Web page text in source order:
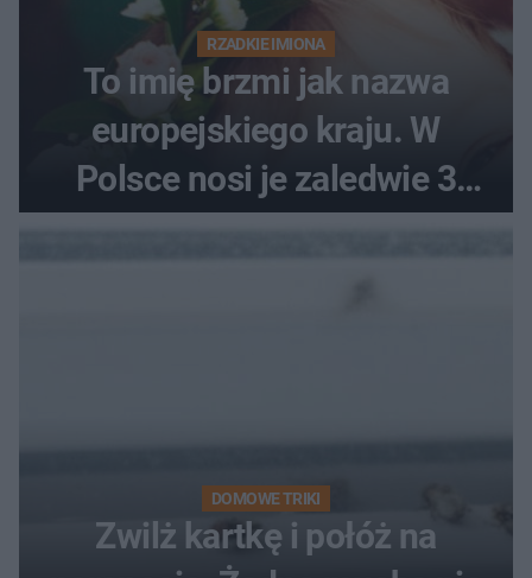
RZADKIE IMIONA
To imię brzmi jak nazwa
europejskiego kraju. W
Polsce nosi je zaledwie 3
kobiety
DOMOWE TRIKI
Zwilż kartkę i połóż na